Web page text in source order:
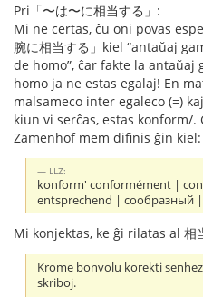
Pri「〜は〜に相当する」:
Mi ne certas, ĉu oni povas
腕に相当する」kiel “antaŭaj
de homo”, ĉar fakte la
homo ja ne estas egalaj! En
malsameco inter egaleco (=)
kiun vi serĉas, estas konform/.
Zamenhof mem difinis ĝin kiel:
LLZ:
konform' conformément |
entsprechend | сообразный
Mi konjektas, ke ĝi rilatas al 相
Krome bonvolu korekti
skriboj.